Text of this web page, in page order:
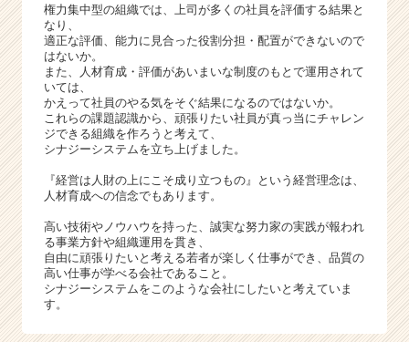
e
C
a
e
e
r）
権力集中型の組織では、上司が多くの社員を評価する結果と
なり、
適正な評価、能力に見合った役割分担・配置ができないので
はないか。
また、人材育成・評価があいまいな制度のもとで運用されて
いては、
かえって社員のやる気をそぐ結果になるのではないか。
これらの課題認識から、頑張りたい社員が真っ当にチャレン
ジできる組織を作ろうと考えて、
シナジーシステムを立ち上げました。
『経営は人財の上にこそ成り立つもの』という経営理念は、
人材育成への信念でもあります。
高い技術やノウハウを持った、誠実な努力家の実践が報われ
る事業方針や組織運用を貫き、
自由に頑張りたいと考える若者が楽しく仕事ができ、品質の
高い仕事が学べる会社であること。
シナジーシステムをこのような会社にしたいと考えていま
す。